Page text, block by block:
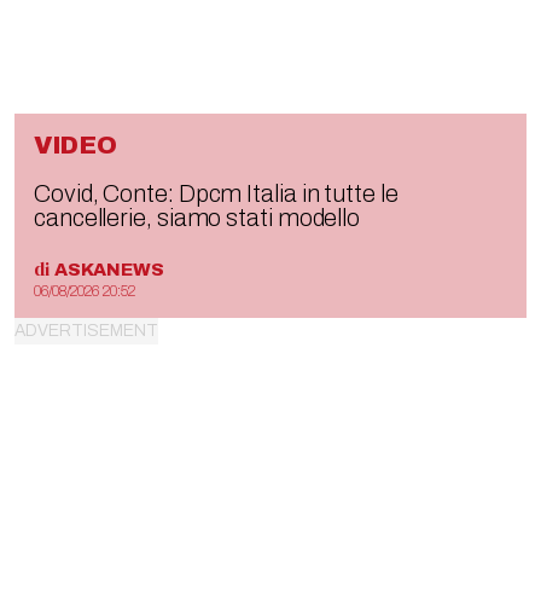
VIDEO
Covid, Conte: Dpcm Italia in tutte le
cancellerie, siamo stati modello
di ASKANEWS
06/08/2026 20:52